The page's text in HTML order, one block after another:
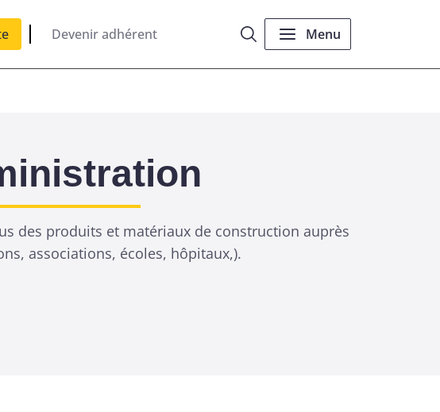
Devenir adhérent Menu
des produits et matériaux de construction auprès
associations, écoles, hôpitaux,).